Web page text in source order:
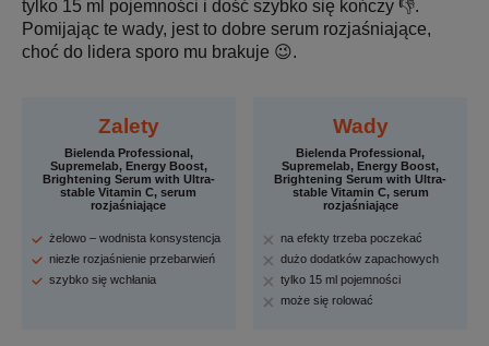
tylko 15 ml pojemności i dość szybko się kończy 👎.
Pomijając te wady, jest to dobre serum rozjaśniające,
choć do lidera sporo mu brakuje 😉.
Zalety
Bielenda Professional,
Supremelab, Energy Boost,
Brightening Serum with Ultra-
stable Vitamin C, serum
rozjaśniające
żelowo – wodnista konsystencja
niezłe rozjaśnienie przebarwień
szybko się wchłania
Wady
Bielenda Professional,
Supremelab, Energy Boost,
Brightening Serum with Ultra-
stable Vitamin C, serum
rozjaśniające
na efekty trzeba poczekać
dużo dodatków zapachowych
tylko 15 ml pojemności
może się rolować